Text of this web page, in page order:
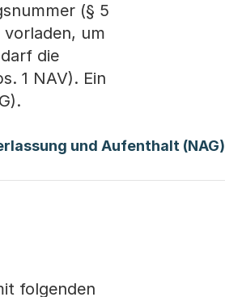
(§ 5
um
die
1 NAV). Ein
und Aufenthalt (NAG)
folgenden